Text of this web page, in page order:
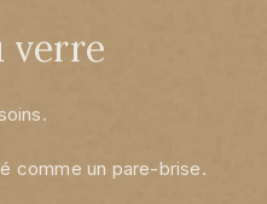
verre
comme un pare-brise.